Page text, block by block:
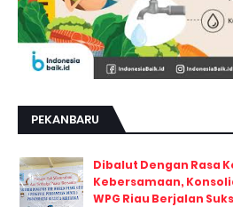
PEKANBARU
Dibalut Dengan Rasa
Kebersamaan,
WPG Riau Berjalan